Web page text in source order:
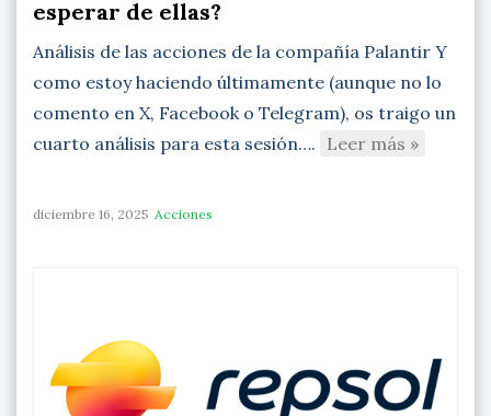
esperar de ellas?
Análisis de las acciones de la compañía Palantir Y
como estoy haciendo últimamente (aunque no lo
comento en X, Facebook o Telegram), os traigo un
cuarto análisis para esta sesión…. Leer más »
diciembre 16, 2025 Acciones